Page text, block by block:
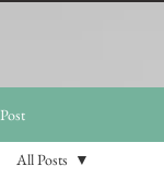
Post
All Posts